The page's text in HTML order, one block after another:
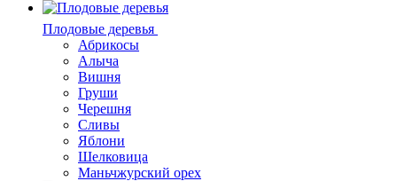
Плодовые деревья
Абрикосы
Алыча
Вишня
Груши
Черешня
Сливы
Яблони
Шелковица
Маньчжурский орех